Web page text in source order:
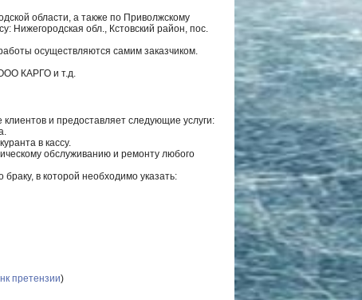
области, а также по Приволжскому
Нижегородская обл., Кстовский район, пос.
осуществляются самим заказчиком.
КАРГО и т.д.
и предоставляет следующие услуги:
в кассу.
обслуживанию и ремонту любого
в которой необходимо указать:
претензии)